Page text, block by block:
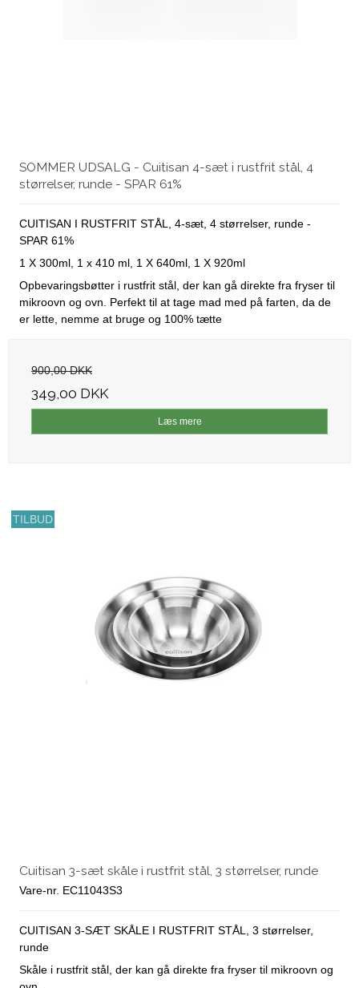
SOMMER UDSALG - Cuitisan 4-sæt i rustfrit stål, 4
størrelser, runde - SPAR 61%
CUITISAN I RUSTFRIT STÅL, 4-sæt, 4 størrelser, runde -
SPAR 61%
1 X 300ml, 1 x 410 ml, 1 X 640ml, 1 X 920ml
Opbevaringsbøtter i rustfrit stål, der kan gå direkte fra fryser til
mikroovn og ovn. Perfekt til at tage mad med på farten, da de
er lette, nemme at bruge og 100% tætte
900,00 DKK
349,00 DKK
Læs mere
TILBUD
Cuitisan 3-sæt skåle i rustfrit stål, 3 størrelser, runde
Vare-nr. EC11043S3
CUITISAN 3-SÆT SKÅLE I RUSTFRIT STÅL, 3 størrelser,
runde
Skåle i rustfrit stål, der kan gå direkte fra fryser til mikroovn og